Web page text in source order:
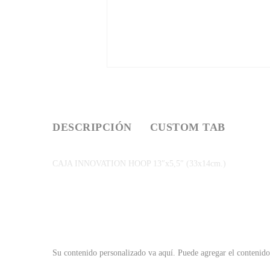
DESCRIPCIÓN CUSTOM TAB
CAJA INNOVATION HOOP 13″x5,5″ (33x14cm.)
Su contenido personalizado va aquí. Puede agregar el